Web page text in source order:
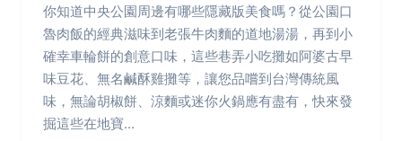
你知道中央公園周邊有哪些隱藏版美食嗎？從公園口
魯肉飯的經典滋味到老張牛肉麵的道地湯湯，再到小
確幸車輪餅的創意口味，這些巷弄小吃攤如阿婆古早
味豆花、無名鹹酥雞攤等，讓您品嚐到台灣傳統風
味，無論胡椒餅、涼麵或迷你火鍋應有盡有，快來發
掘這些在地寶...